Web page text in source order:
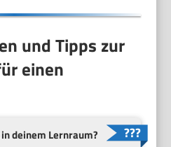
und Tipps zur
einen
deinem Lernraum?